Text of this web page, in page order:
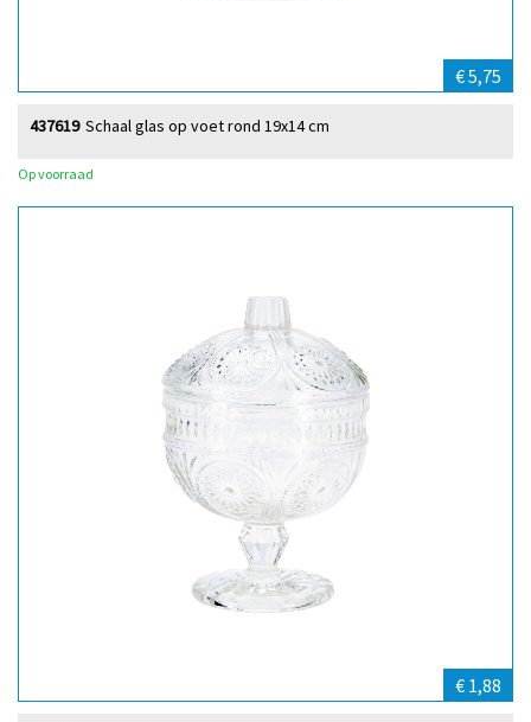
€ 5,75
Schaal glas op voet rond 19x14 cm
437619
Op voorraad
€ 1,88